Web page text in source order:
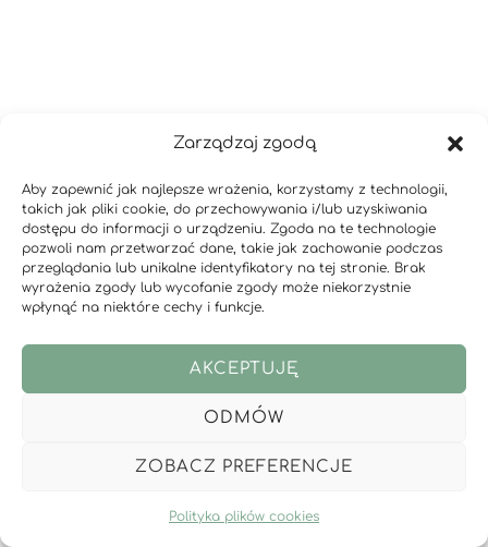
Zarządzaj zgodą
Aby zapewnić jak najlepsze wrażenia, korzystamy z technologii,
takich jak pliki cookie, do przechowywania i/lub uzyskiwania
dostępu do informacji o urządzeniu. Zgoda na te technologie
pozwoli nam przetwarzać dane, takie jak zachowanie podczas
przeglądania lub unikalne identyfikatory na tej stronie. Brak
wyrażenia zgody lub wycofanie zgody może niekorzystnie
wpłynąć na niektóre cechy i funkcje.
AKCEPTUJĘ
ODMÓW
ZOBACZ PREFERENCJE
Polityka plików cookies